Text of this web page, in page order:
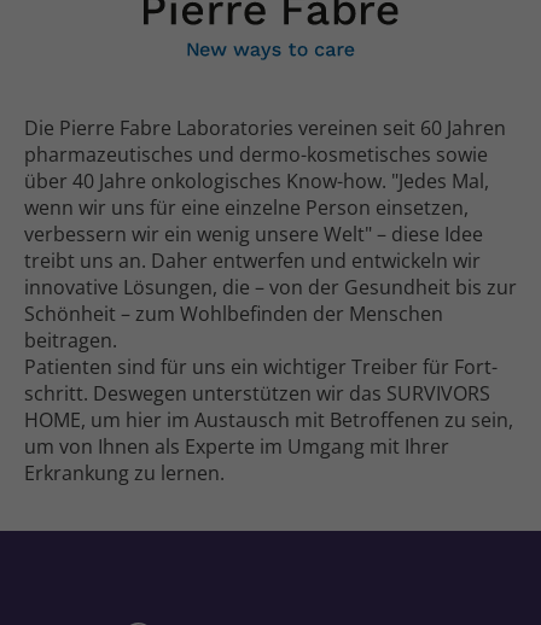
Die Pierre Fabre Laboratories vereinen seit 60 Jahren
pharma­zeutisches und dermo-kosmetisches sowie
über 40 Jahre onko­logisches Know-how. "Jedes Mal,
wenn wir uns für eine einzelne Person einsetzen,
verbessern wir ein wenig unsere Welt" – diese Idee
treibt uns an. Daher entwerfen und entwickeln wir
innovative Lösungen, die – von der Gesund­heit bis zur
Schönheit – zum Wohl­befinden der Menschen
beitragen.
Patienten sind für uns ein wichtiger Treiber für Fort­
schritt. Deswegen unter­­stützen wir das SURVIVORS
HOME, um hier im Austausch mit Betroffenen zu sein,
um von Ihnen als Experte im Umgang mit Ihrer
Erkrankung zu lernen.